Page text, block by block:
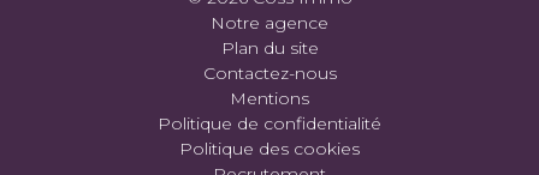
Notre agence
Plan du site
Contactez-nous
Mentions
Politique de confidentialité
Politique des cookies